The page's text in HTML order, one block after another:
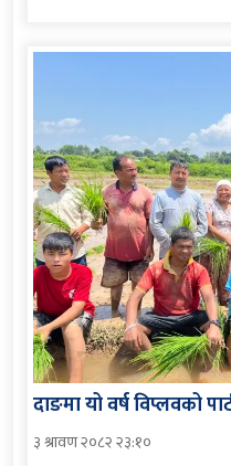
दाङमा यो वर्ष विप्लवको
३ श्रावण २०८२ २३:१०